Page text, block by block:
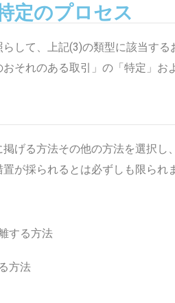
定のプロセス
して、上記(3)の類型に該当す
それのある取引」の「特定」お
げる方法その他の方法を選択
が採られるとは必ずしも限られ
する方法
方法